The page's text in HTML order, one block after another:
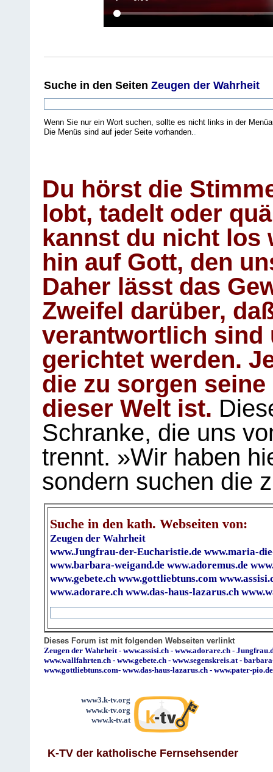
Suche in den Seiten Zeugen der Wahrheit
Wenn Sie nur ein Wort suchen, sollte es nicht links in der
Die Menüs sind auf jeder Seite vorhanden.
Du hörst die
lobt, tadelt oder
kannst du nicht los
hin auf Gott, den
Daher lässt das
Zweifel darüber,
verantwortlich sind
gerichtet werden.
die zu sorgen
dieser Welt ist.
Schranke, die uns
trennt. »Wir haben
sondern suchen die
Suche in den kath. Webseiten von:
Zeugen der Wahrheit
www.Jungfrau-der-Eucharistie.de www.maria-
www.barbara-weigand.de www.adoremus.de
www.gebete.ch www.gottliebtuns.com
www.adorare.ch www.das-haus-lazarus.ch
Dieses Forum ist mit folgenden Webseiten verlinkt
Zeugen der Wahrheit - www.assisi.ch - www.adorare.ch -
www.wallfahrten.ch - www.gebete.ch - www.segenskreis.at -
www.gottliebtuns.com- www.das-haus-lazarus.ch - www.pater-pio.de
www3.k-tv.org
www.k-tv.org
www.k-tv.at
K-TV der katholische Fernsehsender